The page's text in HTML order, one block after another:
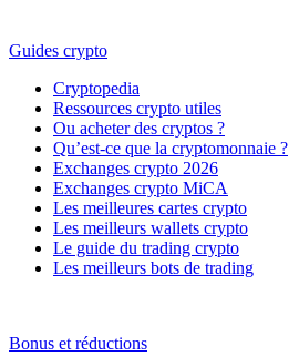
Guides crypto
Cryptopedia
Ressources crypto utiles
Ou acheter des cryptos ?
Qu’est-ce que la cryptomonnaie ?
Exchanges crypto 2026
Exchanges crypto MiCA
Les meilleures cartes crypto
Les meilleurs wallets crypto
Le guide du trading crypto
Les meilleurs bots de trading
Bonus et réductions